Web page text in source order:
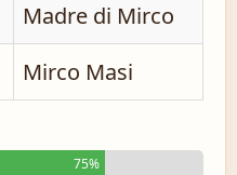
Madre di Mirco
Mirco Masi
75%